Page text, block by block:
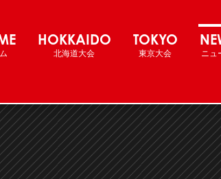
三井不動産カップ2024 バスケットボール女子
HOKKAIDO
北海道大会
TOKYO
東京大会 ニュ